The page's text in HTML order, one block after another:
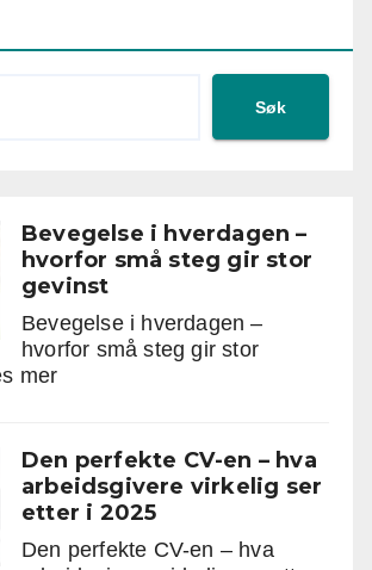
Søk
Bevegelse i hverdagen –
hvorfor små steg gir stor
gevinst
Bevegelse i hverdagen –
hvorfor små steg gir stor
mer:
hverdagen
–
hvorfor
steg
Den perfekte CV-en – hva
arbeidsgivere virkelig ser
etter i 2025
Den perfekte CV-en – hva